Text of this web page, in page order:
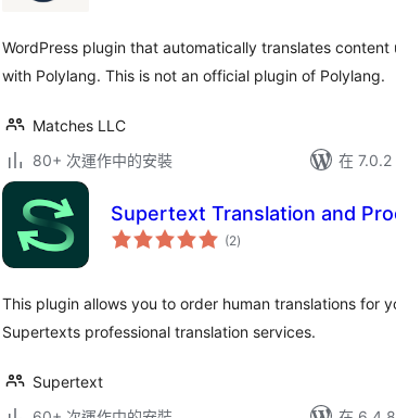
WordPress plugin that automatically translates content
with Polylang. This is not an official plugin of Polylang.
Matches LLC
80+ 次運作中的安裝
在 7.0.2
Supertext Translation and
(2總
評)
This plugin allows you to order human translations for
Supertexts professional translation services.
Supertext